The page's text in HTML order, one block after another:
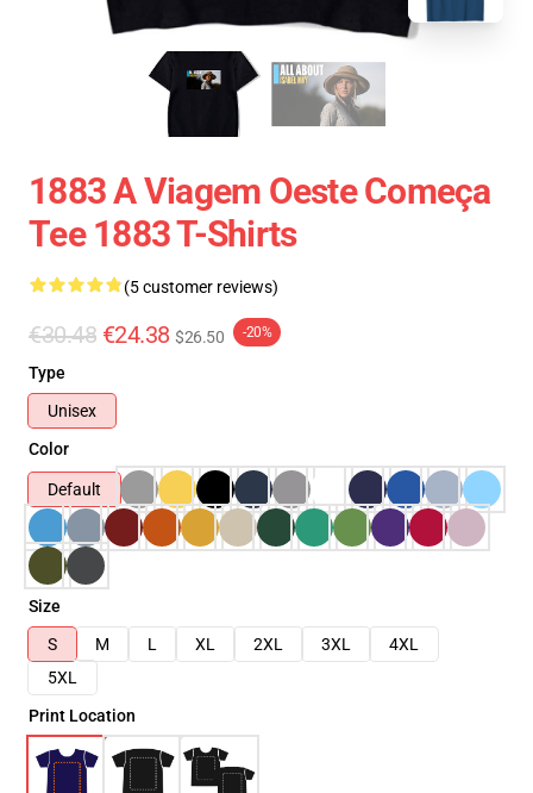
1883 A Viagem Oeste Começa
Tee 1883 T-Shirts
(5 customer reviews)
€30.48 €24.38 $26.50 -20%
Type
Unisex
Color
Default
Size
S
M L XL 2XL 3XL
4XL
5XL
Print Location